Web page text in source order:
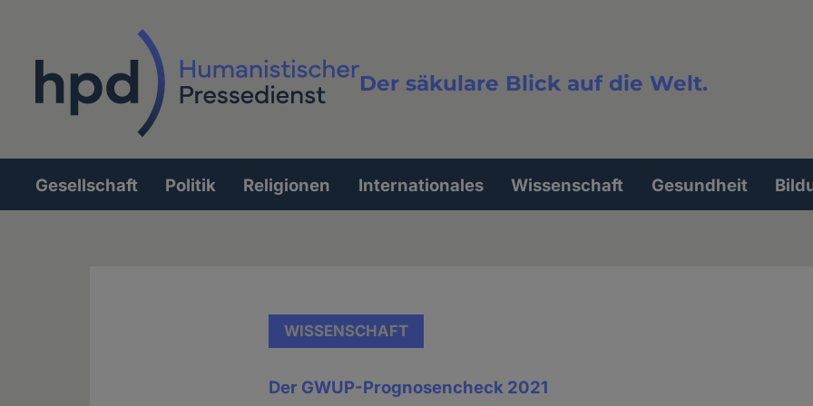
Der säkulare Blick auf die Welt.
Volltextsuche
Hauptnavigation
Gesellschaft Politik Religionen Internationales Wissenschaft Gesundheit
WISSENSCHAFT
Der GWUP-Prognosencheck 2021